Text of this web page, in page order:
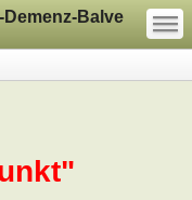
Balve
—
—
—